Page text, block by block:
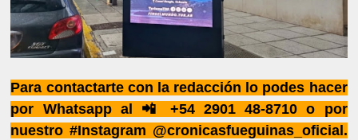
Para contactarte con la redacción lo podes hacer
por Whatsapp al 📲 +54 2901 48-8710 o por
nuestro #Instagram @cronicasfueguinas_oficial.